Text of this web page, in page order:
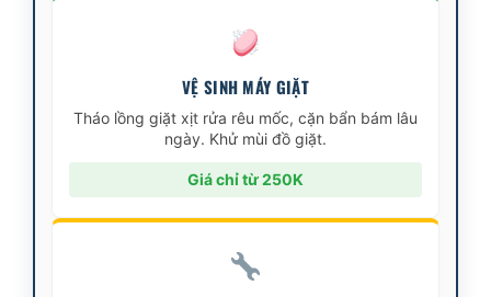
VỆ SINH MÁY GIẶT
Tháo lồng giặt xịt rửa rêu mốc, cặn bẩn bám lâu
ngày. Khử mùi đồ giặt.
Giá chỉ từ 250K